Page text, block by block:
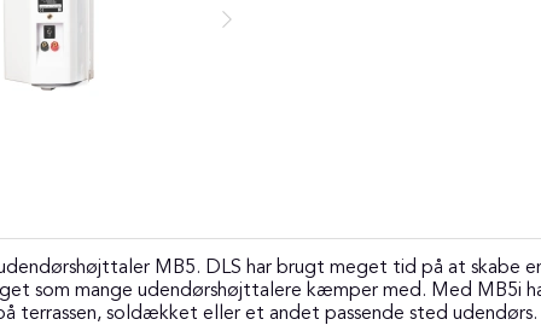
MB5. DLS har brugt meget tid på at skabe
som mange udendørshøjttalere kæmper med. Med MB5i
terrassen, soldækket eller et andet passende sted udendørs.